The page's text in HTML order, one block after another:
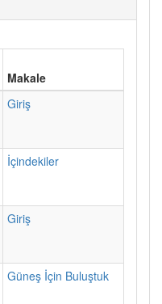
Makale
Giriş
İçindekiler
Giriş
Güneş İçin Buluştuk